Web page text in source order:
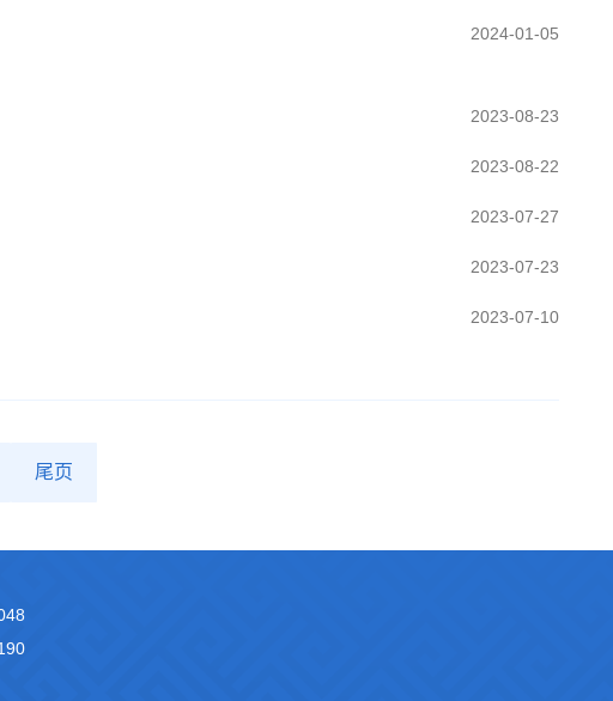
2024-01-05
2023-08-23
2023-08-22
2023-07-27
2023-07-23
2023-07-10
尾页